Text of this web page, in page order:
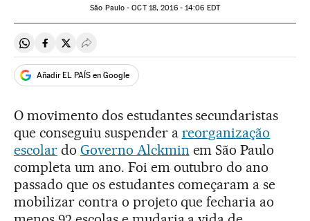
São Paulo -OCT18, 2016 - 14:06 EDT
Compartir en Whatsapp
Compartir en Facebook
Compartir en Twitter
Desplegar Redes Sociales
Añadir EL PAÍS en Google
O movimento dos estudantes secundaristas
que conseguiu suspender a reorganização
escolardo Governo Alckmin em São Paulo
completa um ano. Foi em outubro do ano
passado que os estudantes começaram a se
mobilizar contra o projeto que fecharia ao